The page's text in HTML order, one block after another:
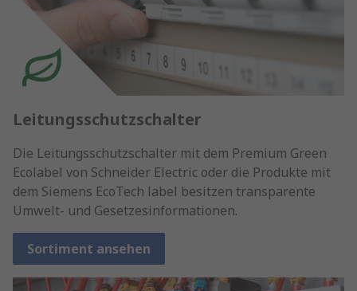
Leitungsschutzschalter
Die Leitungsschutzschalter mit dem Premium Green
Ecolabel von Schneider Electric oder die Produkte mit
dem Siemens EcoTech label besitzen transparente
Umwelt- und Gesetzesinformationen.
Sortiment ansehen